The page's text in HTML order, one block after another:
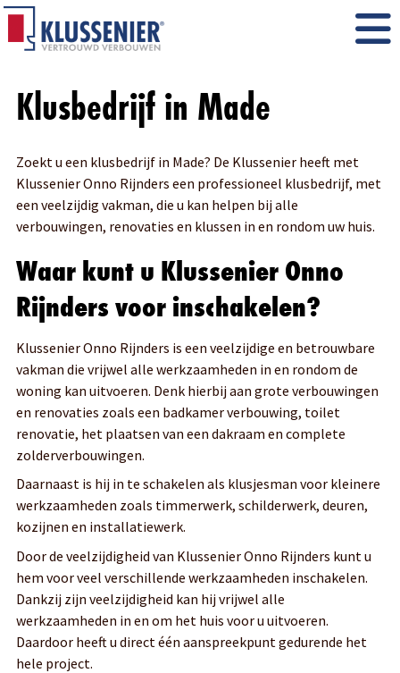
Klusbedrijf in Made
Zoekt u een klusbedrijf in Made? De Klussenier heeft met
Klussenier Onno Rijnders een professioneel klusbedrijf, met
een veelzijdig vakman, die u kan helpen bij alle
verbouwingen, renovaties en klussen in en rondom uw huis.
Waar kunt u Klussenier Onno
Rijnders voor inschakelen?
Klussenier Onno Rijnders is een veelzijdige en betrouwbare
vakman die vrijwel alle werkzaamheden in en rondom de
woning kan uitvoeren. Denk hierbij aan grote verbouwingen
en renovaties zoals een badkamer verbouwing, toilet
renovatie, het plaatsen van een dakraam en complete
zolderverbouwingen.
Daarnaast is hij in te schakelen als klusjesman voor kleinere
werkzaamheden zoals timmerwerk, schilderwerk, deuren,
kozijnen en installatiewerk.
Door de veelzijdigheid van Klussenier Onno Rijnders kunt u
hem voor veel verschillende werkzaamheden inschakelen.
Dankzij zijn veelzijdigheid kan hij vrijwel alle
werkzaamheden in en om het huis voor u uitvoeren.
Daardoor heeft u direct één aanspreekpunt gedurende het
hele project.